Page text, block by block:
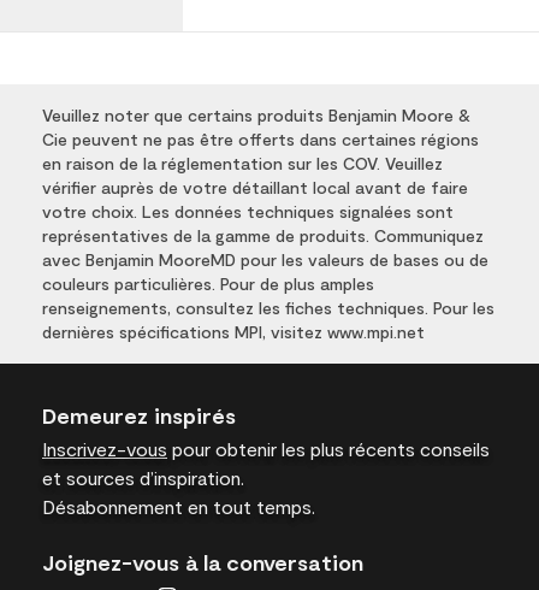
Veuillez noter que certains produits Benjamin Moore &
Cie peuvent ne pas être offerts dans certaines régions
en raison de la réglementation sur les COV. Veuillez
vérifier auprès de votre détaillant local avant de faire
votre choix. Les données techniques signalées sont
représentatives de la gamme de produits. Communiquez
avec Benjamin MooreMD pour les valeurs de bases ou de
couleurs particulières. Pour de plus amples
renseignements, consultez les fiches techniques. Pour les
dernières spécifications MPI, visitez www.mpi.net
Demeurez inspirés
Inscrivez-vous pour obtenir les plus récents conseils
et sources d’inspiration.
Désabonnement en tout temps.
Joignez-vous à la conversation